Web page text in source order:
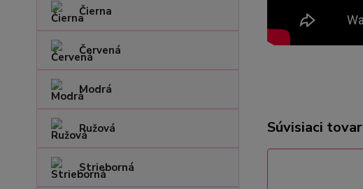
Čierna
Červená
Modrá
Ružová
Strieborná
Súvisiaci tovar